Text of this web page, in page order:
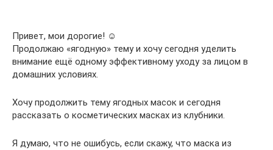
Привет, мои дорогие! ☺
Продолжаю «ягодную» тему и хочу сегодня уделить
внимание ещё одному эффективному уходу за лицом в
домашних условиях.
Хочу продолжить тему ягодных масок и сегодня
рассказать о косметических масках из клубники.
Я думаю, что не ошибусь, если скажу, что маска из